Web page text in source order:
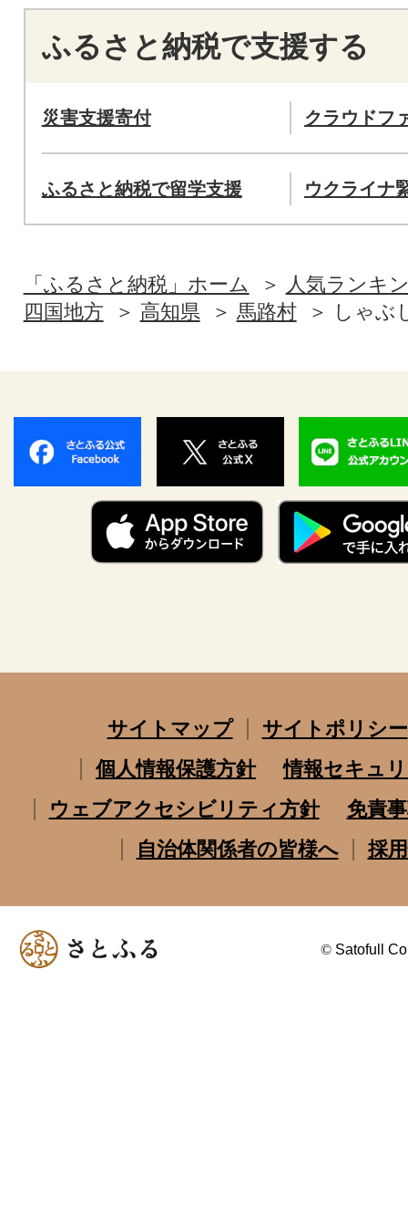
ふるさと納税で支援する
災害支援寄付 クラウドフ
ふるさと納税で留学支援 ウクライナ
「ふるさと納税」ホーム
人気ランキ
四国地方
高知県 馬路村 しゃぶ
サイトマップ
サイトポリシー
個人情報保護方針
情報セキュ
ウェブアクセシビリティ方針
免責
自治体関係者の皆様へ
採
© Satofull